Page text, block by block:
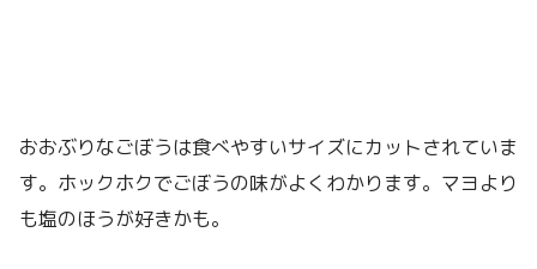
おおぶりなごぼうは食べやすいサイズにカットされていま
す。ホックホクでごぼうの味がよくわかります。マヨより
も塩のほうが好きかも。